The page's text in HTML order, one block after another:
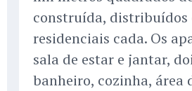
construída, distribuídos
residenciais cada. Os
sala de estar e jantar,
banheiro, cozinha, área